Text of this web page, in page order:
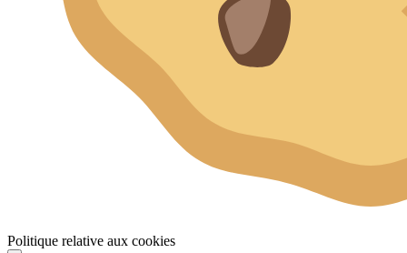
Politique relative aux cookies